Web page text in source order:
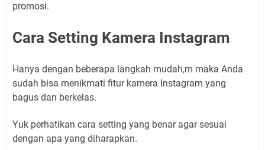
promosi.
Cara Setting Kamera Instagram
Hanya dengan beberapa langkah mudah,m maka Anda
sudah bisa menikmati fitur kamera Instagram yang
bagus dan berkelas.
Yuk perhatikan cara setting yang benar agar sesuai
dengan apa yang diharapkan.